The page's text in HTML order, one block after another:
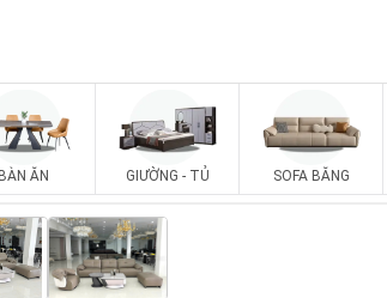
BÀN ĂN GIƯỜNG - TỦ SOFA BĂNG